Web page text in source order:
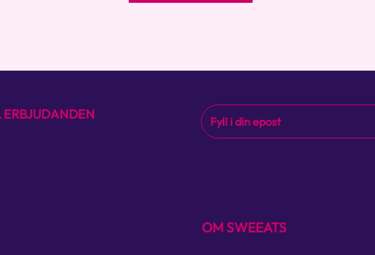
OM SWEEATS